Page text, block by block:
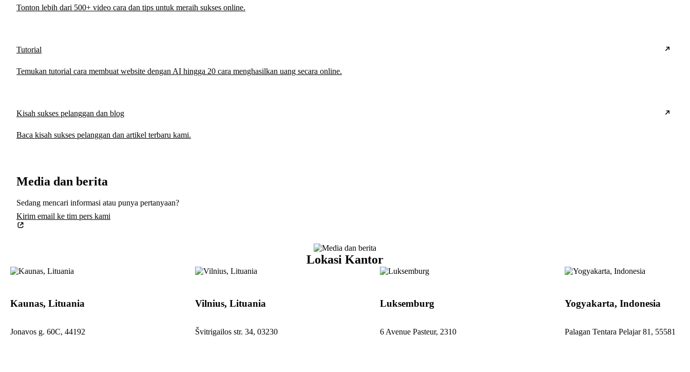
Tonton lebih dari 500+ video cara dan tips untuk meraih sukses online.
Tutorial
Temukan tutorial cara membuat website dengan AI hingga 20 cara menghasilkan uang secara online.
Kisah sukses pelanggan dan blog
Baca kisah sukses pelanggan dan artikel terbaru kami.
Media dan berita
Sedang mencari informasi atau punya pertanyaan?
Kirim email ke tim pers kami
Lokasi Kantor
Kaunas, Lituania
Jonavos g. 60C, 44192
Vilnius, Lituania
Švitrigailos str. 34, 03230
Luksemburg
6 Avenue Pasteur, 2310
Yogyakarta, Indonesia
Palagan Tentara Pelajar 81, 55581